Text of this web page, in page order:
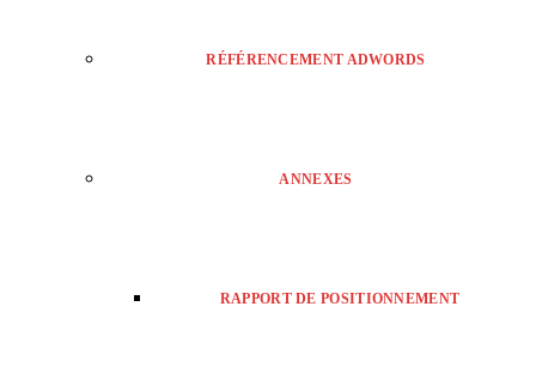
RÉFÉRENCEMENT ADWORDS
ANNEXES
RAPPORT DE POSITIONNEMENT